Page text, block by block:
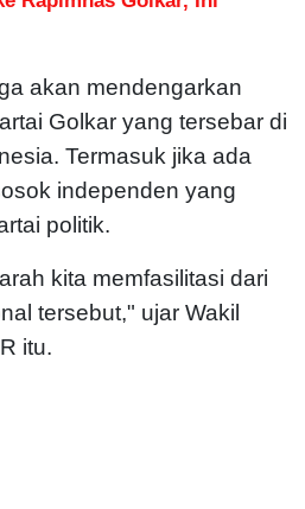
akan mendengarkan
Golkar yang tersebar di
Termasuk jika ada
independen yang
politik.
kita memfasilitasi dari
tersebut," ujar Wakil
itu.